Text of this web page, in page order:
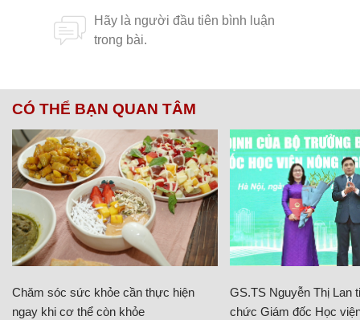
CÓ THỂ BẠN QUAN TÂM
Chăm sóc sức khỏe cần thực hiện
ngay khi cơ thể còn khỏe
GS.TS Nguyễn Thị Lan
chức Giám đốc Học